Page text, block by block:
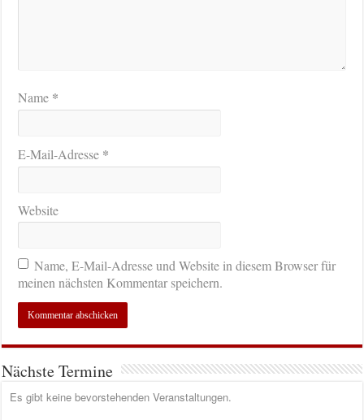
Name *
E-Mail-Adresse *
Website
Name, E-Mail-Adresse und Website in diesem Browser für
meinen nächsten Kommentar speichern.
Nächste Termine
Es gibt keine bevorstehenden Veranstaltungen.